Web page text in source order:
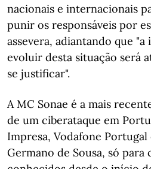
nacionais e internacionais
punir os responsáveis por
assevera, adiantando que
evoluir desta situação será
se justificar".
A MC Sonae é a mais
de um ciberataque em
Impresa, Vodafone
Germano de Sousa, só para